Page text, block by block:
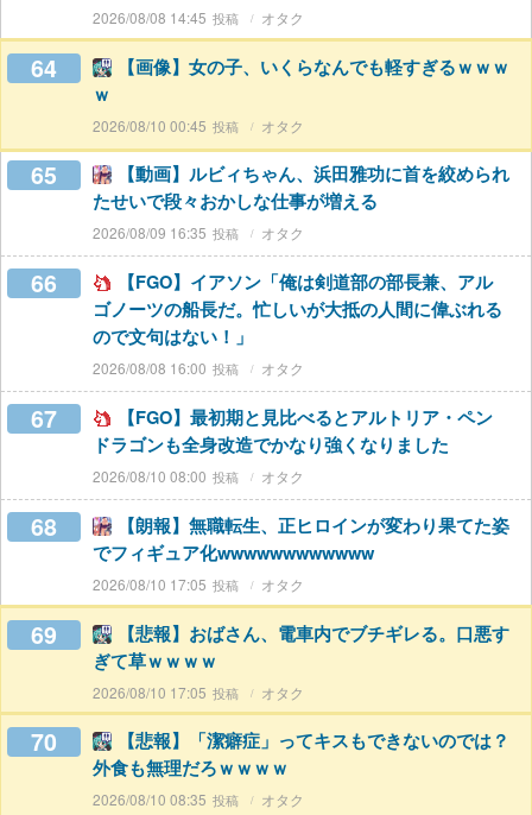
2026/08/08 14:45 オタク
64
【画像】女の子、いくらなんでも軽すぎるｗｗｗ
ｗ
2026/08/10 00:45 オタク
65
【動画】ルビィちゃん、浜田雅功に首を絞められ
たせいで段々おかしな仕事が増える
2026/08/09 16:35 オタク
66
【FGO】イアソン「俺は剣道部の部長兼、アル
ゴノーツの船長だ。忙しいが大抵の人間に偉ぶれる
ので文句はない！」
2026/08/08 16:00 オタク
67
【FGO】最初期と見比べるとアルトリア・ペン
ドラゴンも全身改造でかなり強くなりました
2026/08/10 08:00 オタク
68
【朗報】無職転生、正ヒロインが変わり果てた姿
でフィギュア化wwwwwwwwwwww
2026/08/10 17:05 オタク
69
【悲報】おばさん、電車内でブチギレる。口悪す
ぎて草ｗｗｗｗ
2026/08/10 17:05 オタク
70
【悲報】「潔癖症」ってキスもできないのでは？
外食も無理だろｗｗｗｗ
2026/08/10 08:35 オタク